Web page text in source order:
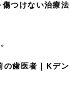
つけない治療法
の歯医者｜Kデン